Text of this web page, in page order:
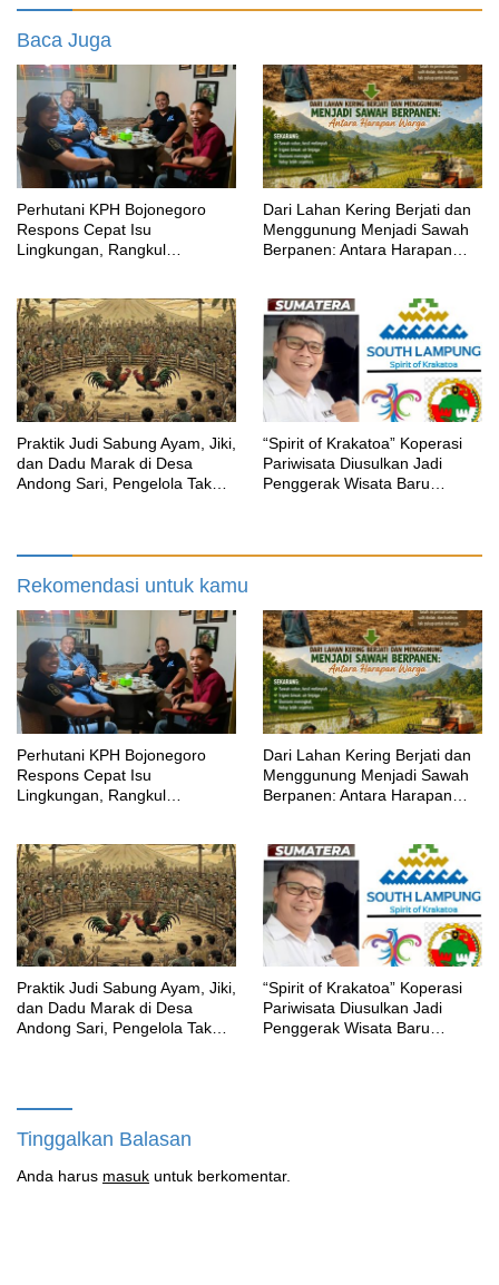
Baca Juga
Perhutani KPH Bojonegoro
Respons Cepat Isu
Lingkungan, Rangkul
Dari Lahan Kering Berjati dan
Menggunung Menjadi Sawah
Berpanen: Antara Harapan
‎Praktik Judi Sabung Ayam, Jiki,
dan Dadu Marak di Desa
Andong Sari, Pengelola Tak
“Spirit of Krakatoa” Koperasi
Pariwisata Diusulkan Jadi
Penggerak Wisata Baru
Rekomendasi untuk kamu
Perhutani KPH Bojonegoro
Respons Cepat Isu
Lingkungan, Rangkul
Dari Lahan Kering Berjati dan
Menggunung Menjadi Sawah
Berpanen: Antara Harapan
‎Praktik Judi Sabung Ayam, Jiki,
dan Dadu Marak di Desa
Andong Sari, Pengelola Tak
“Spirit of Krakatoa” Koperasi
Pariwisata Diusulkan Jadi
Penggerak Wisata Baru
Tinggalkan Balasan
Anda harus masuk untuk berkomentar.